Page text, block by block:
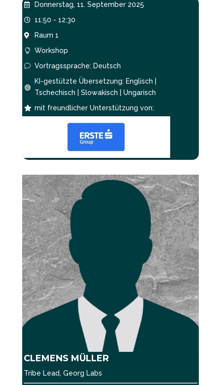
 Donnerstag, 11. September 2025
 11:50 - 12:30
 Raum 1
 Workshop
v Vortragssprache: Deutsch

KI-gestützte Übersetzung: Englisch |
Tschechisch | Slowakisch | Ungarisch
 mit freundlicher Unterstützung von:
CLEMENS MÜLLER
Tribe Lead, Georg Labs